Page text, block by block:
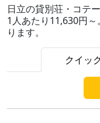
日立の貸別荘・コテ
1人あたり11,630円
ります。
クイッ